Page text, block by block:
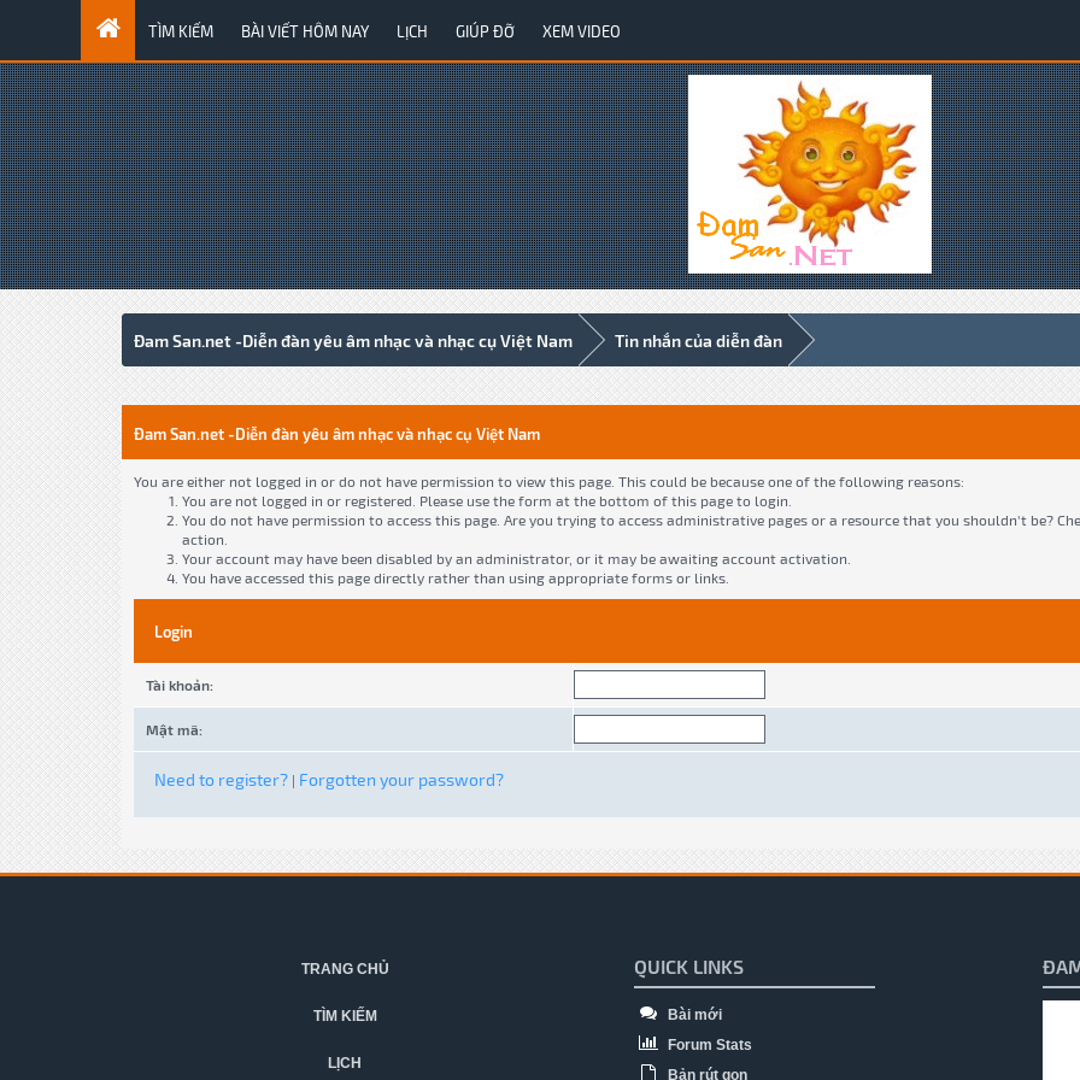
TÌM KIẾM BÀI VIẾT HÔM NAY LỊCH GIÚP ĐỠ XEM VIDEO
Đam San.net -Diễn đàn yêu âm nhạc và nhạc cụ Việt Nam Tin nhắn của diễn đàn
Đam San.net -Diễn đàn yêu âm nhạc và nhạc cụ Việt Nam
You are either not logged in or do not have permission to view this page. This could be because one of the following reasons:
You are not logged in or registered. Please use the form at the bottom of this page to login.
You do not have permission to access this page. Are you trying to access administrative pages or a resource that you shouldn't be?
action.
Your account may have been disabled by an administrator, or it may be awaiting account activation.
You have accessed this page directly rather than using appropriate forms or links.
Login
Tài khoản:
Mật mã:
Need to register?| Forgotten your password?
TRANG CHỦ
TÌM KIẾM
LỊCH
QUICK LINKS
Bài mới
Forum Stats
Bản rút gọn